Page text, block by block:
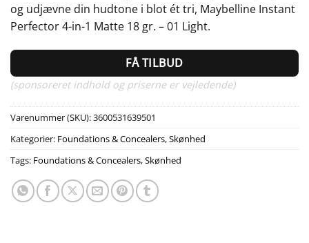
og udjævne din hudtone i blot ét tri, Maybelline Instant
Perfector 4-in-1 Matte 18 gr. – 01 Light.
FÅ TILBUD
(sponsoreret indhold og priserne er vejledende)
Varenummer (SKU):3600531639501
Kategorier: Foundations & Concealers,Skønhed
Tags: Foundations & Concealers,Skønhed